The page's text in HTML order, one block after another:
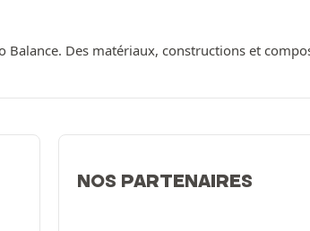
Balance. Des matériaux, constructions et
NOS PARTENAIRES